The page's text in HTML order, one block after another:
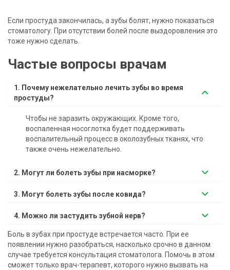
Если простуда закончилась, а зубы болят, нужно показаться
стоматологу. При отсутствии болей после выздоровления это
тоже нужно сделать.
Частые вопросы врачам
1. Почему нежелательно лечить зубы во время
простуды?
Чтобы не заразить окружающих. Кроме того,
воспаленная носоглотка будет поддерживать
воспалительный процесс в околозубных тканях, что
также очень нежелательно.
2. Могут ли болеть зубы при насморке?
3. Могут болеть зубы после ковида?
4. Можно ли застудить зубной нерв?
Боль в зубах при простуде встречается часто. При ее
появлении нужно разобраться, насколько срочно в данном
случае требуется консультация стоматолога. Помочь в этом
сможет только врач-терапевт, которого нужно вызвать на